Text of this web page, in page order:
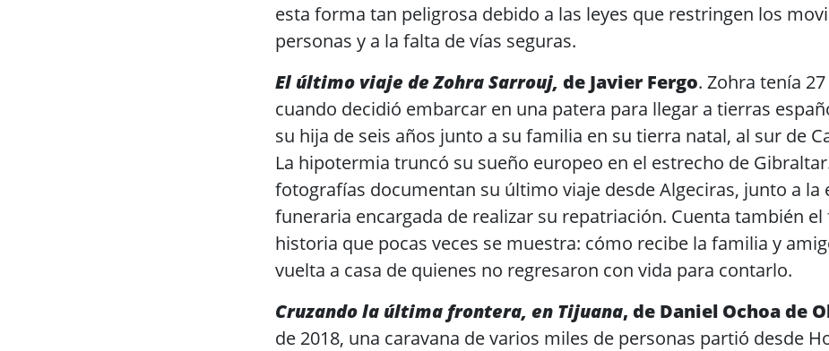
esta forma tan peligrosa debido a las leyes que restringen los
personas y a la falta de vías seguras.
El último viaje de Zohra Sarrouj, de Javier Fergo. Zohra tenía
cuando decidió embarcar en una patera para llegar a tierras
su hija de seis años junto a su familia en su tierra natal, al sur de
La hipotermia truncó su sueño europeo en el estrecho de
fotografías documentan su último viaje desde Algeciras, junto a la
funeraria encargada de realizar su repatriación. Cuenta también el
historia que pocas veces se muestra: cómo recibe la familia y
vuelta a casa de quienes no regresaron con vida para contarlo.
Cruzando la última frontera, en Tijuana, de Daniel Ochoa de
de 2018, una caravana de varios miles de personas partió desde